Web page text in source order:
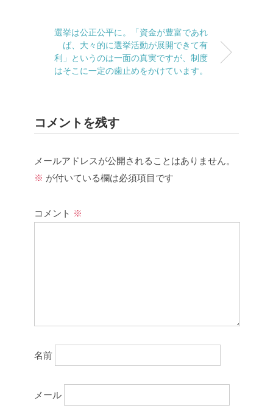
選挙は公正公平に。「資金が豊富であれ
ば、大々的に選挙活動が展開できて有
利」というのは一面の真実ですが、制度
はそこに一定の歯止めをかけています。
コメントを残す
メールアドレスが公開されることはありません。
※ が付いている欄は必須項目です
コメント ※
名前
メール